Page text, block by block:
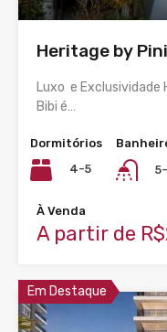
Heritage by
Luxo e Exclusividade
Bibi é…
Dormitórios
4-5
À Venda
A partir de
Em Destaque